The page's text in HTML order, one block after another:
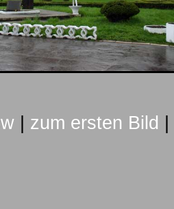
zum ersten Bild